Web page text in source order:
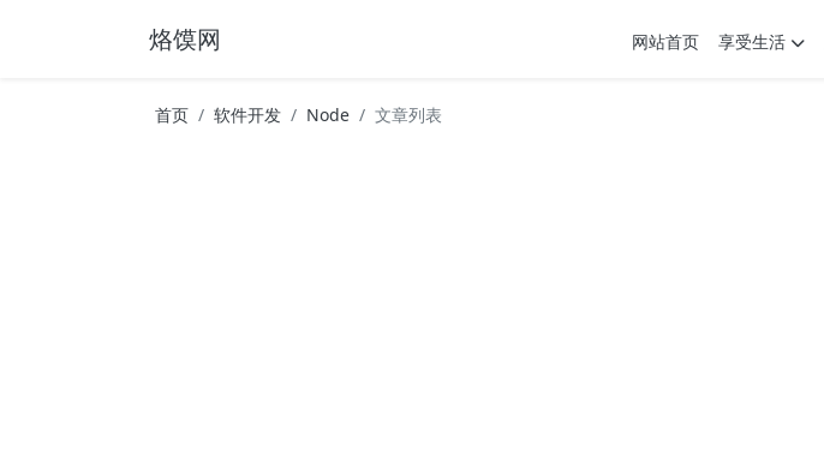
烙馍网 网站首页 享受生活
首页 软件开发 Node 文章列表